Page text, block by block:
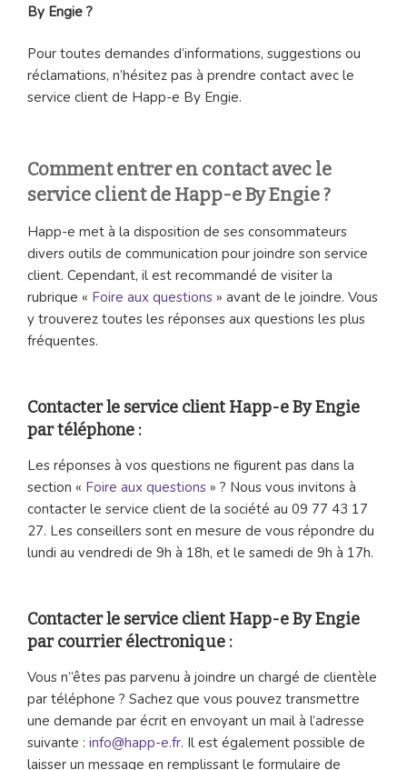
By Engie ?
Pour toutes demandes d’informations, suggestions ou
réclamations, n’hésitez pas à prendre contact avec le
service client de Happ-e By Engie.
Comment entrer en contact avec le
service client de Happ-e By Engie ?
Happ-e met à la disposition de ses consommateurs
divers outils de communication pour joindre son service
client. Cependant, il est recommandé de visiter la
rubrique « Foire aux questions » avant de le joindre. Vous
y trouverez toutes les réponses aux questions les plus
fréquentes.
Contacter le service client Happ-e By Engie
par téléphone :
Les réponses à vos questions ne figurent pas dans la
section « Foire aux questions » ? Nous vous invitons à
contacter le service client de la société au 09 77 43 17
27. Les conseillers sont en mesure de vous répondre du
lundi au vendredi de 9h à 18h, et le samedi de 9h à 17h.
Contacter le service client Happ-e By Engie
par courrier électronique :
Vous n’’êtes pas parvenu à joindre un chargé de clientèle
par téléphone ? Sachez que vous pouvez transmettre
une demande par écrit en envoyant un mail à l’adresse
suivante : info@happ-e.fr. Il est également possible de
laisser un message en remplissant le formulaire de